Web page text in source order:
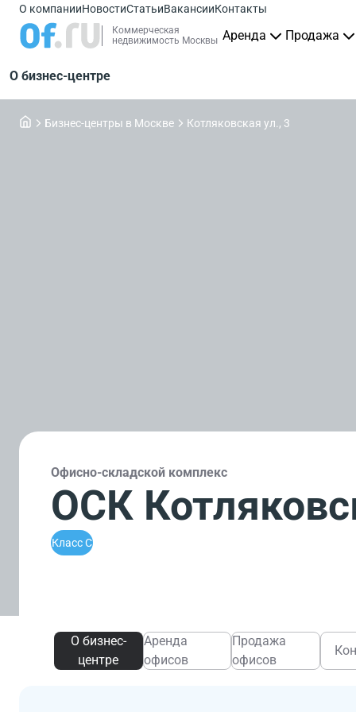
О компанииНовостиСтатьиВакансииКонтакты
Коммерческая
недвижимость Москвы Аренда Продажа
О бизнес-центре
Бизнес-центры в Москве Котляковская ул., 3
Офисно-складской комплекс
ОСК
Класс C
О бизнес-
центре
Аренда
офисов
Продажа
офисов